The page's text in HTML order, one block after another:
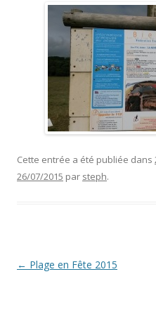
Cette entrée a été publiée dans
26/07/2015 par steph.
Navigation
← Plage en Fête 2015